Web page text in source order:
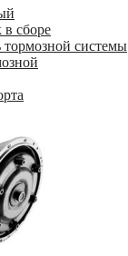
в сборе
тормозной системы